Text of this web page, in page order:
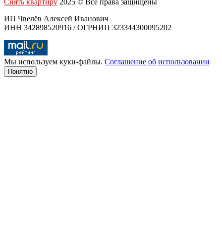
Снять квартиру 2025 © Все права защищены
ИП Чвелёв Алексей Иванович
ИНН 342898520916 / ОГРНИП 323344300095202
Мы используем куки-файлы. Соглашение об использовании
Понятно